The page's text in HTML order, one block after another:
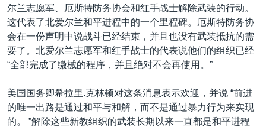
到
航
跳
到
最新国际新闻
印太
中东
欧洲
非洲
美洲
分类新闻
经济·金融·贸易
人权·法律·宗教
科教·文娱·体健
军事
劳工
美中关系
热点专题
白宫要闻
国会报道
美中关系
VOA视频
VOA今日焦点
中文广播
尔兰志愿军、厄斯特防务协会和红手战士解除武装的行动。
这代表了北爱尔兰和平进程中的一个里程碑。厄斯特防务协
会在一份声明中说战斗已经结束，并且也没有武装抵抗的需
要了。北爱尔兰志愿军和红手战士的代表说他们的组织已经
“全部完成了缴械的程序，并且绝对不会再使用。”
美国国务卿希拉里.克林顿对这条消息表示欢迎，并说 “前进
的唯一出路是通过和平与和解，而不是通过暴力行为来实现
的。 ”解除这些新教组织的武装长期以来一直都是和平进程